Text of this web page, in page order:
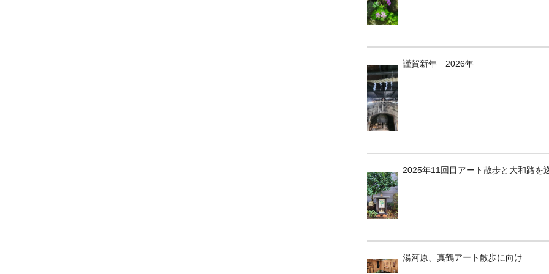
謹賀新年 2026年
2025年11回目アート散歩と大和路を
湯河原、真鶴アート散歩に向け